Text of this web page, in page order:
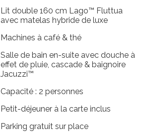
Lit double 160 cm Lago™ Fluttua
avec matelas hybride de luxe
Machines à café & thé
Salle de bain en-suite avec douche à
effet de pluie, cascade & baignoire
Jacuzzi™
Capacité : 2 personnes
Petit-déjeuner à la carte inclus
Parking gratuit sur place